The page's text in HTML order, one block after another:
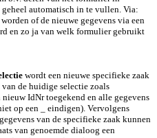
automatisch in te vullen. Via:
of de nieuwe gegevens via een
en zo ja van welk formulier gebruikt
wordt een nieuwe specifieke zaak
de huidige selectie zoals
IdNr toegekend en alle gegevens
op een _ eindigen). Vervolgens
van de specifieke zaak kunnen
van genoemde dialoog een